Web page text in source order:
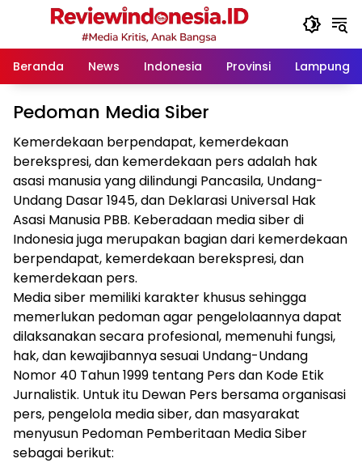
Langsung
Beranda
News Indonesia Provinsi Lampung
Pedoman Media Siber
Kemerdekaan berpendapat, kemerdekaan
berekspresi, dan kemerdekaan pers adalah hak
asasi manusia yang dilindungi Pancasila, Undang-
Undang Dasar 1945, dan Deklarasi Universal Hak
Asasi Manusia PBB. Keberadaan media siber di
Indonesia juga merupakan bagian dari kemerdekaan
berpendapat, kemerdekaan berekspresi, dan
kemerdekaan pers.
Media siber memiliki karakter khusus sehingga
memerlukan pedoman agar pengelolaannya dapat
dilaksanakan secara profesional, memenuhi fungsi,
hak, dan kewajibannya sesuai Undang-Undang
Nomor 40 Tahun 1999 tentang Pers dan Kode Etik
Jurnalistik. Untuk itu Dewan Pers bersama organisasi
pers, pengelola media siber, dan masyarakat
menyusun Pedoman Pemberitaan Media Siber
sebagai berikut: